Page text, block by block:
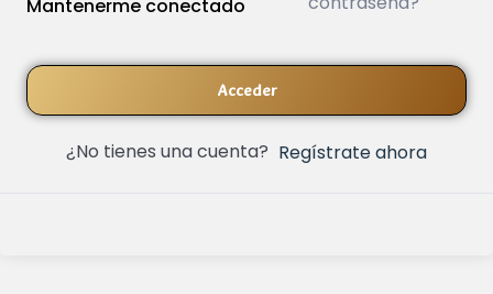
Mantenerme conectado
Acceder
¿No tienes una cuenta? Regístrate ahora